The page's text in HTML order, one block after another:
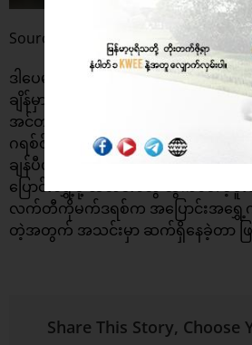
Source : Bóng đá
ဒါပေမယ့်လည်း ဆန်းချက်ဇ်ဟာ အိုးထရ
ချိန်မှာ ၅ ဂိုးသာ သွင်းယူနိုင်ခဲ့ပြီးနော
အင်တာမီလန်အသင်းကို အငှားချခြင်း
ဂရစ်ဇ်မန်းဟာ ၂၀၁၇ ခုနှစ်တုန်း မန်
ချန်ပီယံလိဂ်ဝင်ခွင့် ပြန်လည်ရရှိပြီးနေ
ပြောင်းရွှေ့ဖို့ သတင်းတွေ ထွက်ပေါ်ခဲ့
လက်တီကိုမက်ဒရစ်က အပြောင်းအရွှေ့
တဲ့အတွက် အသင်းမှာ ဆက်ရှိနေခဲ့တာ ဖ
Share This Story, Choose